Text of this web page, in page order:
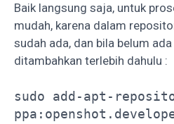
Baik langsung saja, untuk
mudah, karena dalam
sudah ada, dan bila belum
ditambahkan terlebih dahulu :
sudo add-apt-